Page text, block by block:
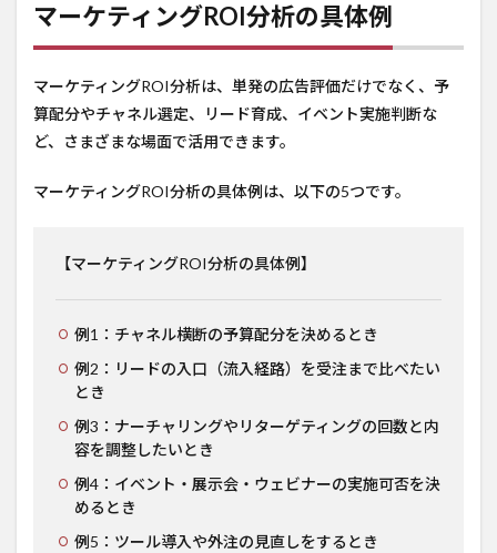
マーケティングROI分析の具体例
マーケティングROI分析は、単発の広告評価だけでなく、予
算配分やチャネル選定、リード育成、イベント実施判断な
ど、さまざまな場面で活用できます。
マーケティングROI分析の具体例は、以下の5つです。
【マーケティングROI分析の具体例】
例1：チャネル横断の予算配分を決めるとき
例2：リードの入口（流入経路）を受注まで比べたい
とき
例3：ナーチャリングやリターゲティングの回数と内
容を調整したいとき
例4：イベント・展示会・ウェビナーの実施可否を決
めるとき
例5：ツール導入や外注の見直しをするとき